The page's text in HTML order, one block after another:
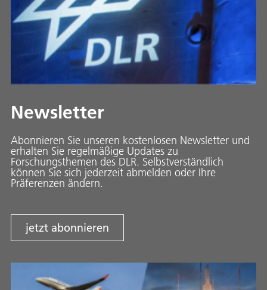
Newsletter
Abonnieren Sie unseren kostenlosen Newsletter und
erhalten Sie regelmäßige Updates zu
Forschungsthemen des DLR. Selbstverständlich
können Sie sich jederzeit abmelden oder Ihre
Präferenzen ändern.
jetzt abonnieren